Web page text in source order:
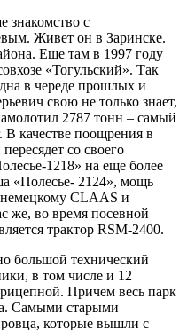
знакомство с
Живет он в Заринске.
Еще там в 1997 году
«Тогульский». Так
в череде прошлых и
свою не только знает,
2787 тонн – самый
В качестве поощрения в
со своего
1218» на еще более
«Полесье- 2124», мощь
немецкому CLAAS и
же, во время посевной
трактор RSM-2400.
большой технический
в том числе и 12
Причем весь парк
Самыми старыми
которые вышли с